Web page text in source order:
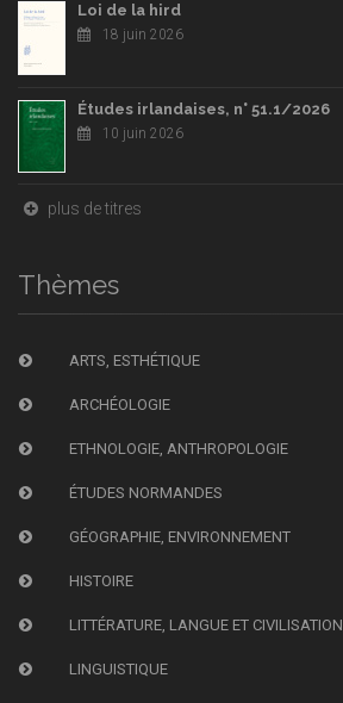
Loi de la hird
18 juin 2026
Études irlandaises, n° 51.1/2026
10 juin 2026
plus de titres
Thèmes
ARTS, ESTHÉTIQUE
ARCHÉOLOGIE
ETHNOLOGIE, ANTHROPOLOGIE
ÉTUDES NORMANDES
GÉOGRAPHIE, ENVIRONNEMENT
HISTOIRE
LITTÉRATURE, LANGUE ET CIVILISATION
LINGUISTIQUE